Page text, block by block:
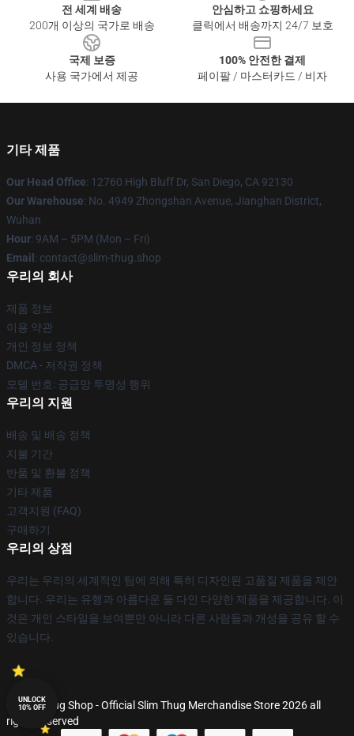
전 세계 배송
200개 이상의 국가로 배송
안심하고 쇼핑하세요
클릭에서 배송까지 24/7 보호
국제 보증
사용 국가에서 제공
100% 안전한 결제
페이팔 / 마스터카드 / 비자
기타 제품
Our Head Office: 12760 High Bluff Dr, San Diego, CA 92130
Our Warehouse: No. 4949 Zhongshan Avenue, Jianghan District,
Wuhan
Hour: 9AM – 5PM (Mon – Fri)
Email : contact@slim-thug.shop
우리의 회사
제품 정보
이용 약관
개인 정보 정책
DMCA - 저작권 정책
모델 번호: 공급망 투명성 행위
우리의 지원
배송 및 배송 정책
지불 기간
반품 및 환불 정책
기타 제품
고객지원 (FAQ)
구매하기
우리의 상점
우리는 우리의 세계적인 팀에 의해 특히 디자인된 고품질 제품을 제안
합니다. 우리는 유행과 아름다운 둘 다인 다양한 제품을 제공합니다. 이
것은 개인 스타일을 보여뿐만 아니라 다른 사람들과 개성을 공유 할 수
있습니다.
© Slim Thug Shop - Official Slim Thug Merchandise Store 2026 all
rights reserved
UNLOCK
10% OFF